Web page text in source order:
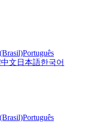
Português
文 日本語한국어
Português